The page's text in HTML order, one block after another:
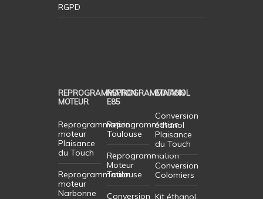
RGPD
REPROGRAMMATION
MOTEUR
Reprogrammation
moteur
Plaisance
du Touch
Reprogrammation
moteur
Narbonne
REPROGRAMMATION
E85
Reprogrammation
Toulouse
Reprogrammation
Moteur
Toulouse
Conversion
ETHANOL
Conversion
éthanol
Plaisance
du Touch
Conversion
Colomiers
Kit éthanol